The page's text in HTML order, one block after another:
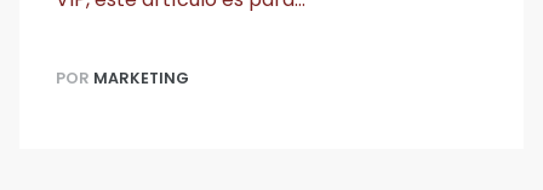
POR MARKETING